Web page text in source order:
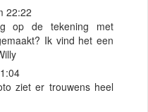
22:22
op de tekening met
Ik vind het een
ziet er trouwens heel